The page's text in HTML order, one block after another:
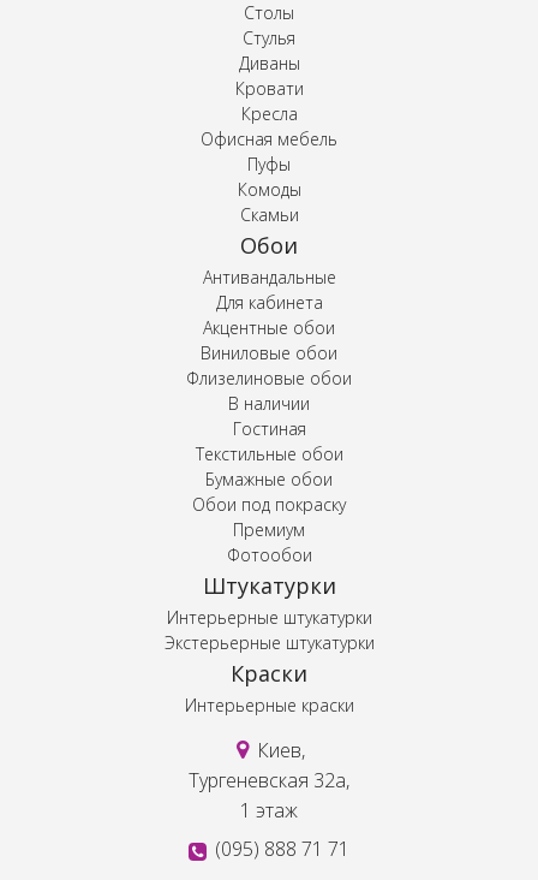
Столы
Стулья
Диваны
Кровати
Кресла
Офисная мебель
Пуфы
Комоды
Скамьи
Обои
Антивандальные
Для кабинета
Акцентные обои
Виниловые обои
Флизелиновые обои
В наличии
Гостиная
Текстильные обои
Бумажные обои
Обои под покраску
Премиум
Фотообои
Штукатурки
Интерьерные штукатурки
Экстерьерные штукатурки
Краски
Интерьерные краски
Киев,
Тургеневская 32а,
1 этаж
(095) 888 71 71